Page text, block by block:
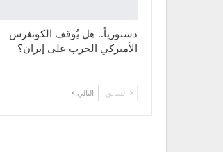
دستورياً.. هل يُوقف الكونغرس
الأميركي الحرب على إيران؟
السابق التالي